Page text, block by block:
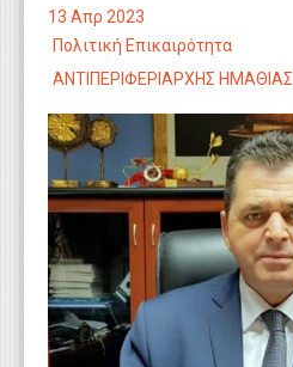
13 Απρ 2023
Πολιτική Επικαιρότητα
ΑΝΤΙΠΕΡΙΦΕΡΙΑΡΧΗΣ ΗΜΑΘΙΑΣ
Υγεία
Γενικά
Βιβλιοθήκη Απόψεων
Κυτίο Παραπόνων Πολιτών
WEBTV